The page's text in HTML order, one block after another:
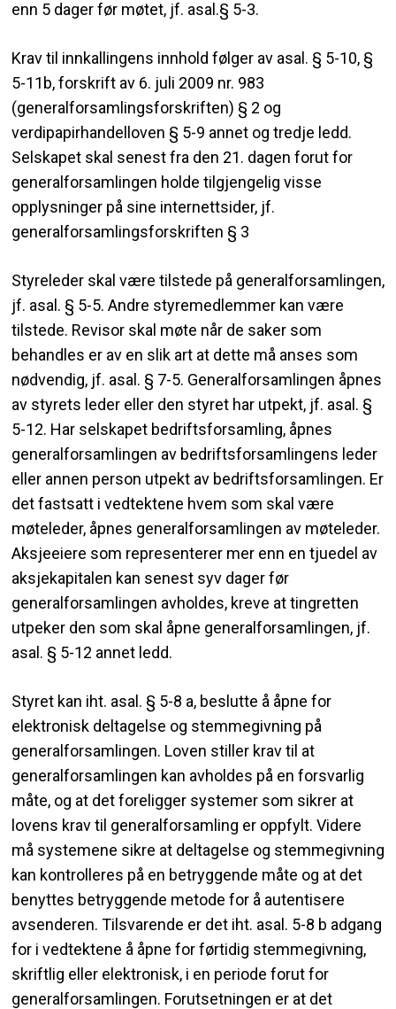
enn 5 dager før møtet, jf. asal.§ 5-3.
Krav til innkallingens innhold følger av asal. § 5-10, §
5-11b, forskrift av 6. juli 2009 nr. 983
(generalforsamlingsforskriften) § 2 og
verdipapirhandelloven § 5-9 annet og tredje ledd.
Selskapet skal senest fra den 21. dagen forut for
generalforsamlingen holde tilgjengelig visse
opplysninger på sine internettsider, jf.
generalforsamlingsforskriften § 3
Styreleder skal være tilstede på generalforsamlingen,
jf. asal. § 5-5. Andre styremedlemmer kan være
tilstede. Revisor skal møte når de saker som
behandles er av en slik art at dette må anses som
nødvendig, jf. asal. § 7-5. Generalforsamlingen åpnes
av styrets leder eller den styret har utpekt, jf. asal. §
5-12. Har selskapet bedriftsforsamling, åpnes
generalforsamlingen av bedriftsforsamlingens leder
eller annen person utpekt av bedriftsforsamlingen. Er
det fastsatt i vedtektene hvem som skal være
møteleder, åpnes generalforsamlingen av møteleder.
Aksjeeiere som representerer mer enn en tjuedel av
aksjekapitalen kan senest syv dager før
generalforsamlingen avholdes, kreve at tingretten
utpeker den som skal åpne generalforsamlingen, jf.
asal. § 5-12 annet ledd.
Styret kan iht. asal. § 5-8 a, beslutte å åpne for
elektronisk deltagelse og stemmegivning på
generalforsamlingen. Loven stiller krav til at
generalforsamlingen kan avholdes på en forsvarlig
måte, og at det foreligger systemer som sikrer at
lovens krav til generalforsamling er oppfylt. Videre
må systemene sikre at deltagelse og stemmegivning
kan kontrolleres på en betryggende måte og at det
benyttes betryggende metode for å autentisere
avsenderen. Tilsvarende er det iht. asal. 5-8 b adgang
for i vedtektene å åpne for førtidig stemmegivning,
skriftlig eller elektronisk, i en periode forut for
generalforsamlingen. Forutsetningen er at det